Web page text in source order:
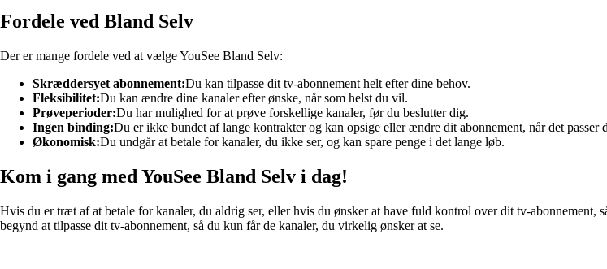
Fordele ved Bland Selv
Der er mange fordele ved at vælge YouSee Bland Selv:
Skræddersyet abonnement:Du kan tilpasse dit tv-abonnement helt efter dine behov.
Fleksibilitet:Du kan ændre dine kanaler efter ønske, når som helst du vil.
Prøveperioder:Du har mulighed for at prøve forskellige kanaler, før du beslutter dig.
Ingen binding:Du er ikke bundet af lange kontrakter og kan opsige eller ændre dit abonnement, når det passer
Økonomisk:Du undgår at betale for kanaler, du ikke ser, og kan spare penge i det lange løb.
Kom i gang med YouSee Bland Selv i dag!
Hvis du er træt af at betale for kanaler, du aldrig ser, eller hvis du ønsker at have fuld kontrol over dit tv-abonnement,
begynd at tilpasse dit tv-abonnement, så du kun får de kanaler, du virkelig ønsker at se.